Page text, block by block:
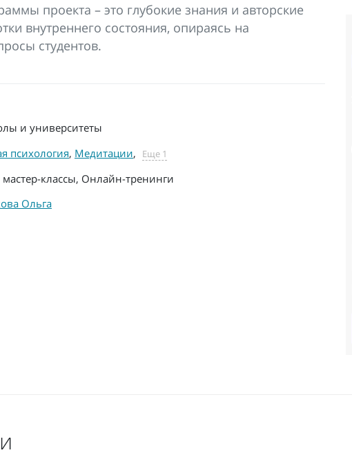
проекта – это глубокие знания и авторские
внутреннего состояния, опираясь на
студентов.
и университеты
психология, Медитации, Еще 1
классы, Онлайн-тренинги
Ольга